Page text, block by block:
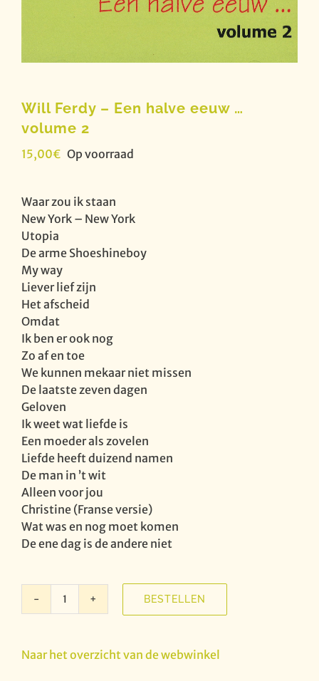
Will Ferdy – Een halve eeuw …
volume 2
15,00€ Op voorraad
Waar zou ik staan
New York – New York
Utopia
De arme Shoeshineboy
My way
Liever lief zijn
Het afscheid
Omdat
Ik ben er ook nog
Zo af en toe
We kunnen mekaar niet missen
De laatste zeven dagen
Geloven
Ik weet wat liefde is
Een moeder als zovelen
Liefde heeft duizend namen
De man in ’t wit
Alleen voor jou
Christine (Franse versie)
Wat was en nog moet komen
De ene dag is de andere niet
Will
Een
BESTELLEN
Naar het overzicht van de webwinkel